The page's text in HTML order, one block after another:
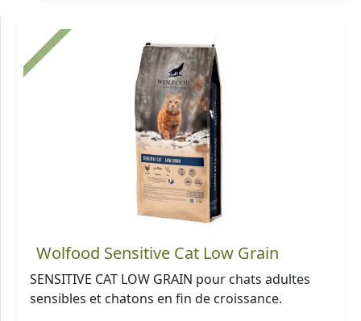
Wolfood Sensitive Cat Low Grain
SENSITIVE CAT LOW GRAIN pour chats adultes
sensibles et chatons en fin de croissance.